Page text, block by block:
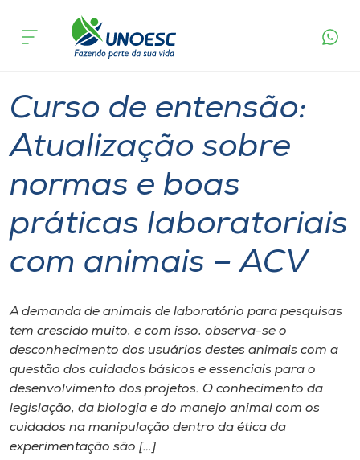
Cursos
Pesquisa
Atendimento ao Estudante
Portal de Ensino
Internacionalização
I.nova
Diplomados
acontece
Curso de entensão:
Atualização sobre
normas e boas
práticas laboratoriais
com animais – ACV
A demanda de animais de laboratório para pesquisas
tem crescido muito, e com isso, observa-se o
desconhecimento dos usuários destes animais com a
questão dos cuidados básicos e essenciais para o
desenvolvimento dos projetos. O conhecimento da
legislação, da biologia e do manejo animal com os
cuidados na manipulação dentro da ética da
experimentação são […]